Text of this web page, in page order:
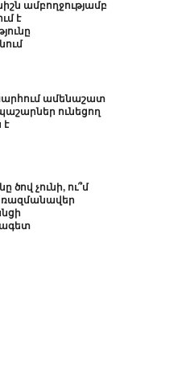
ամբողջությամբ
է
ամենաշատ
ունեցող
է
ծով չունի, ու՞մ
ռազմանավեր